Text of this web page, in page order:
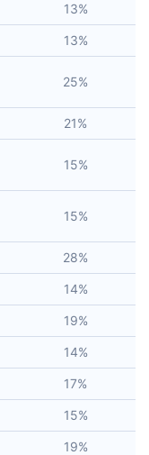
13%
13%
25%
21%
15%
15%
28%
14%
19%
14%
17%
15%
19%